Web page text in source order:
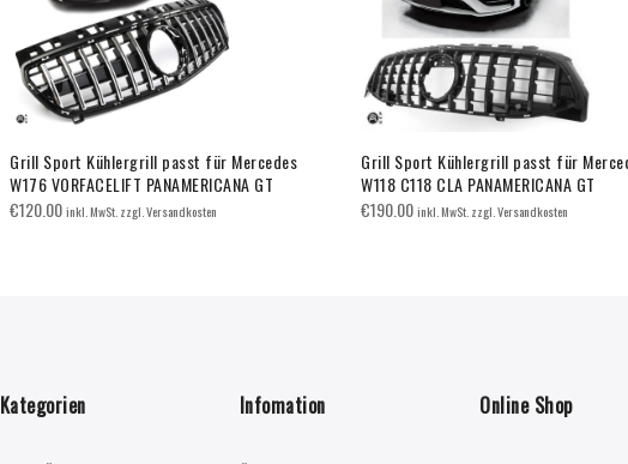
Grill Sport Kühlergrill passt für Mercedes
W176 VORFACELIFT PANAMERICANA GT
€120.00inkl. MwSt. zzgl. Versandkosten
Grill Sport Kühlergrill passt für
W118 C118 CLA PANAMERICANA GT
€190.00inkl. MwSt. zzgl. Versandkosten
Kategorien Infomation Online Shop